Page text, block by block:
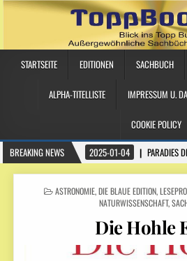
STARTSEITE EDITIONEN SACHBUCH
ALPHA-TITELLISTE IMPRESSUM U.
COOKIE POLICY
BREAKING NEWS
2025-01-04 PARADIES
POSTED IN
ASTRONOMIE,DIE BLAUE EDITION,
NATURWISSENSCHAFT,
Die Hohle